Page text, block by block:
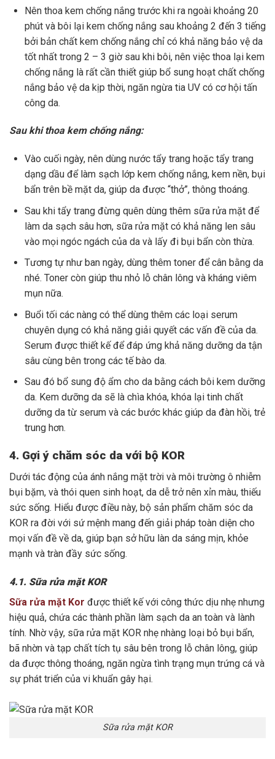
Nên thoa kem chống nắng trước khi ra ngoài khoảng 20
phút và bôi lại kem chống nắng sau khoảng 2 đến 3 tiếng
bởi bản chất kem chống nắng chỉ có khả năng bảo vệ da
tốt nhất trong 2 – 3 giờ sau khi bôi, nên việc thoa lại kem
chống nắng là rất cần thiết giúp bổ sung hoạt chất chống
nắng bảo vệ da kịp thời, ngăn ngừa tia UV có cơ hội tấn
công da.
Sau khi thoa kem chống nắng:
Vào cuối ngày, nên dùng nước tẩy trang hoặc tẩy trang
dạng dầu để làm sạch lớp kem chống nắng, kem nền, bụi
bẩn trên bề mặt da, giúp da được “thở”, thông thoáng.
Sau khi tẩy trang đừng quên dùng thêm sữa rửa mặt để
làm da sạch sâu hơn, sữa rửa mặt có khả năng len sâu
vào mọi ngóc ngách của da và lấy đi bụi bẩn còn thừa.
Tương tự như ban ngày, dùng thêm toner để cân bằng da
nhé. Toner còn giúp thu nhỏ lỗ chân lông và kháng viêm
mụn nữa.
Buổi tối các nàng có thể dùng thêm các loại serum
chuyên dụng có khả năng giải quyết các vấn đề của da.
Serum được thiết kế để đáp ứng khả năng dưỡng da tận
sâu cùng bên trong các tế bào da.
Sau đó bổ sung độ ẩm cho da bằng cách bôi kem dưỡng
da. Kem dưỡng da sẽ là chìa khóa, khóa lại tinh chất
dưỡng da từ serum và các bước khác giúp da đàn hồi, trẻ
trung hơn.
4. Gợi ý chăm sóc da với bộ KOR
Dưới tác động của ánh nắng mặt trời và môi trường ô nhiễm
bụi bặm, và thói quen sinh hoạt, da dễ trở nên xỉn màu, thiếu
sức sống. Hiểu được điều này, bộ sản phẩm chăm sóc da
KOR ra đời với sứ mệnh mang đến giải pháp toàn diện cho
mọi vấn đề về da, giúp bạn sở hữu làn da sáng mịn, khỏe
mạnh và tràn đầy sức sống.
4.1. Sữa rửa mặt KOR
Sữa rửa mặt Kor được thiết kế với công thức dịu nhẹ nhưng
hiệu quả, chứa các thành phần làm sạch da an toàn và lành
tính. Nhờ vậy, sữa rửa mặt KOR nhẹ nhàng loại bỏ bụi bẩn,
bã nhờn và tạp chất tích tụ sâu bên trong lỗ chân lông, giúp
da được thông thoáng, ngăn ngừa tình trạng mụn trứng cá và
sự phát triển của vi khuẩn gây hại.
Sữa rửa mặt KOR